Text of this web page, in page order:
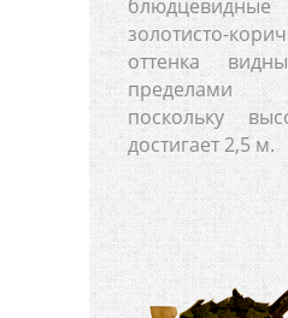
золотисто-
оттенка
пределами
поскольку
достигает 2,5 м.